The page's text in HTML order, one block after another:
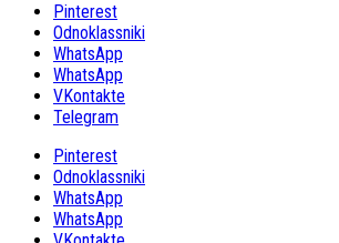
Pinterest
Odnoklassniki
WhatsApp
WhatsApp
VKontakte
Telegram
Pinterest
Odnoklassniki
WhatsApp
WhatsApp